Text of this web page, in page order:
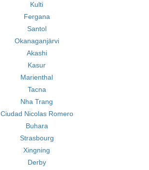
Kulti
Fergana
Santol
Okanaganjärvi
Akashi
Kasur
Marienthal
Tacna
Nha Trang
Ciudad Nicolas Romero
Buhara
Strasbourg
Xingning
Derby